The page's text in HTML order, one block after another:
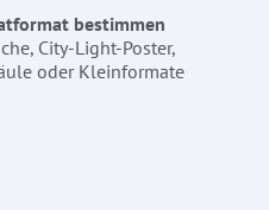
bestimmen
City-Light-Poster,
oder Kleinformate